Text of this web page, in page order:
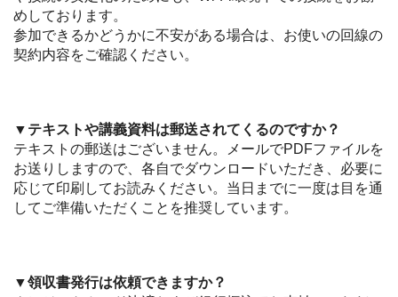
めしております。
参加できるかどうかに不安がある場合は、お使いの回線の
契約内容をご確認ください。
▼テキストや講義資料は郵送されてくるのですか？
テキストの郵送はございません。メールでPDFファイルを
お送りしますので、各自でダウンロードいただき、必要に
応じて印刷してお読みください。当日までに一度は目を通
してご準備いただくことを推奨しています。
▼領収書発行は依頼できますか？